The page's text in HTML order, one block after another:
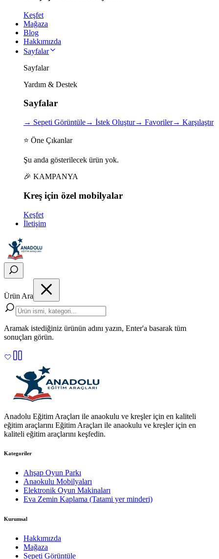
Keşfet
Mağaza
Blog
Hakkımızda
Sayfalar
Sayfalar
Yardım & Destek
Sayfalar
→ Sepeti Görüntüle→ İstek Oluştur→ Favoriler→ Karşılaştır
⭐ Öne Çıkanlar
Şu anda gösterilecek ürün yok.
🎉 KAMPANYA
Kreş için özel mobilyalar
Keşfet
İletişim
Ürün Ara
Aramak istediğiniz ürünün adını yazın, Enter'a basarak tüm
sonuçları görün.
Anadolu Eğitim Araçları ile anaokulu ve kreşler için en kaliteli
eğitim araçlarını Eğitim Araçları ile anaokulu ve kreşler için en
kaliteli eğitim araçlarını keşfedin.
Kategoriler
Ahşap Oyun Parkı
Anaokulu Mobilyaları
Elektronik Oyun Makinaları
Eva Zemin Kaplama (Tatami yer minderi)
Kurumsal
Hakkımızda
Mağaza
Sepeti Görüntüle